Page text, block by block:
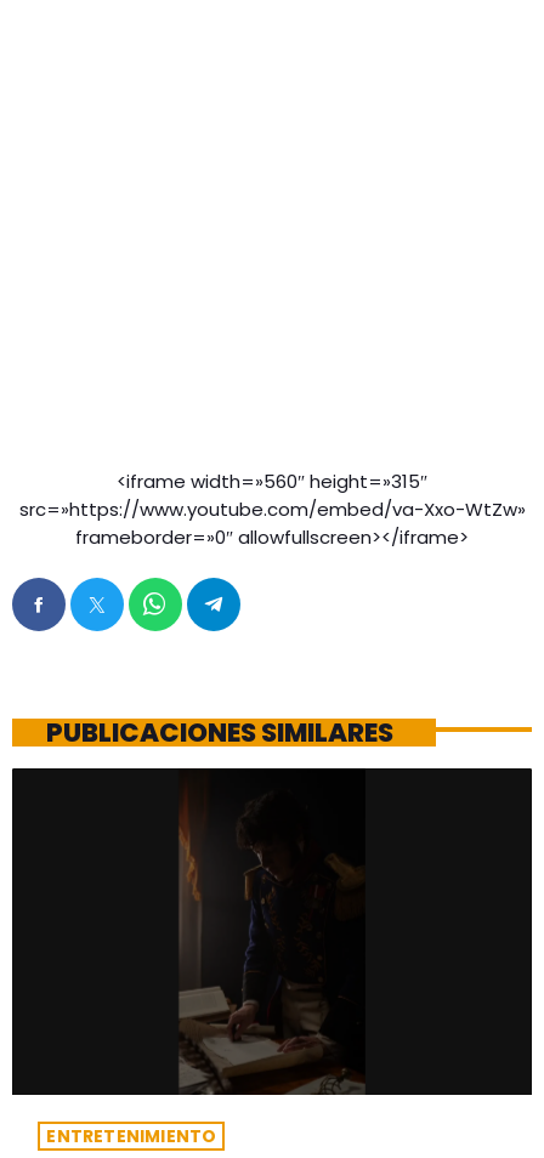
<iframe width=»560″ height=»315″
src=»https://www.youtube.com/embed/va-Xxo-WtZw»
frameborder=»0″ allowfullscreen></iframe>
PUBLICACIONES SIMILARES
ENTRETENIMIENTO